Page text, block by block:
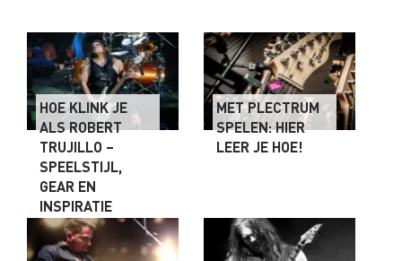
HOE KLINK JE
ALS ROBERT
TRUJILLO –
SPEELSTIJL,
GEAR EN
INSPIRATIE
MET PLECTRUM
SPELEN: HIER
LEER JE HOE!